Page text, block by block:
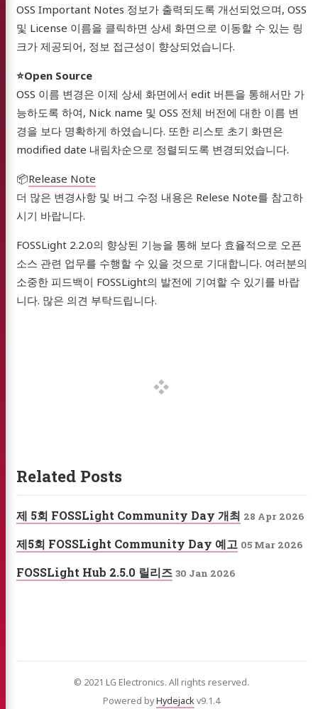
OSS Important Notes 정보가 출력되도록 개선되었으며, OSS
및 License 이름을 클릭하면 상세 화면으로 이동할 수 있는 링
크가 제공되어, 정보 접근성이 향상되었습니다.
⭐️Open Source
OSS 이름 변경은 이제 상세 화면에서 edit 버튼을 통해서만 가
능하도록 하여, Nick name 및 OSS 전체 버전에 대한 이름 변
경을 보다 명확하게 하였습니다. 또한 리스토 초기 화면은
modified date 내림차순으로 정렬되도록 변경되었습니다.
📦Release Note
더 많은 변경사항 및 버그 수정 내용은 Relese Note를 참고하
시기 바랍니다.
FOSSLight 2.2.0의 향상된 기능을 통해 보다 효율적으로 오픈
소스 관련 업무를 수행할 수 있을 것으로 기대합니다. 여러분의
소중한 피드백이 FOSSLight의 발전에 기여할 수 있기를 바랍
니다. 많은 의견 부탁드립니다.
Related Posts
제 5회 FOSSLight Community Day 개최 28 Apr 2026
제5회 FOSSLight Community Day 예고 05 Mar 2026
FOSSLight Hub 2.5.0 릴리즈 30 Jan 2026
© 2021 LG Electronics. All rights reserved.
Powered byHydejackv9.1.4
GUIDE
EmailEnglish